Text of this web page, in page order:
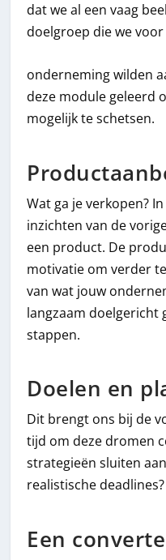
dat we al een vaag
doelgroep die we
onderneming wilden
deze module geleerd
mogelijk te schetsen.
Wat ga je verkopen?
inzichten van de
een product. De
motivatie om verder
van wat jouw
langzaam doelgericht
stappen.
Doelen en
Dit brengt ons bij de
tijd om deze dromen
strategieën sluiten
realistische deadlines?
Een